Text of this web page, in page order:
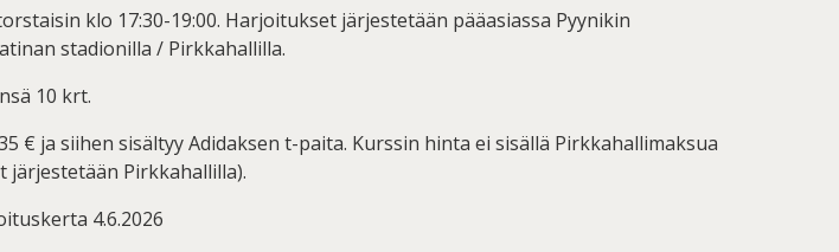
klo 17:30-19:00. Harjoitukset järjestetään pääasiassa Pyynikin
stadionilla / Pirkkahallilla.
10 krt.
€ ja siihen sisältyy Adidaksen t-paita. Kurssin hinta ei sisällä Pirkkahallimaksua
järjestetään Pirkkahallilla).
4.6.2026